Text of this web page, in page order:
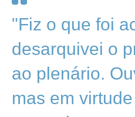
"Fiz o que foi
desarquivei o
ao plenário.
mas em